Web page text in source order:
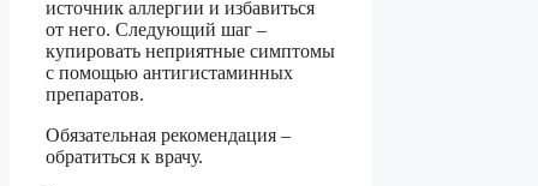
источник аллергии и избавиться
от него. Следующий шаг –
купировать неприятные симптомы
с помощью антигистаминных
препаратов.
Обязательная рекомендация –
обратиться к врачу.